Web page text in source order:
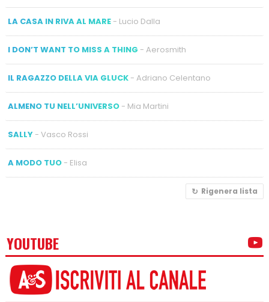
LA CASA IN RIVA AL MARE- Lucio Dalla
I DON’T WANT TO MISS A THING - Aerosmith
IL RAGAZZO DELLA VIA GLUCK- Adriano Celentano
ALMENO TU NELL’UNIVERSO- Mia Martini
SALLY- Vasco Rossi
A MODO TUO- Elisa
Rigenera lista
YOUTUBE